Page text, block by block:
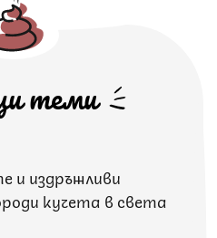
теми
и издръжливи
кучета в света